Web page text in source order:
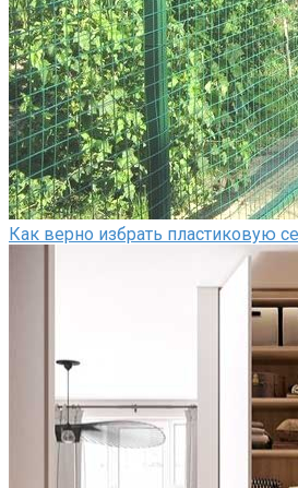
Как верно избрать пластиковую